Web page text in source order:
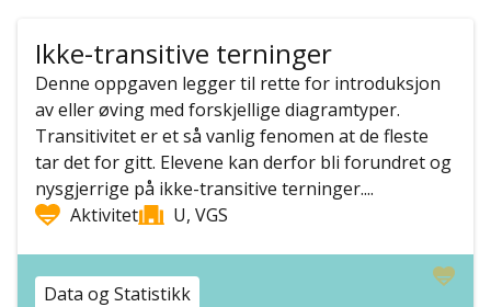
Ikke-transitive terninger
Denne oppgaven legger til rette for introduksjon
av eller øving med forskjellige diagramtyper.
Transitivitet er et så vanlig fenomen at de fleste
tar det for gitt. Elevene kan derfor bli forundret og
nysgjerrige på ikke-transitive terninger....
Aktivitet
U, VGS
Data og Statistikk